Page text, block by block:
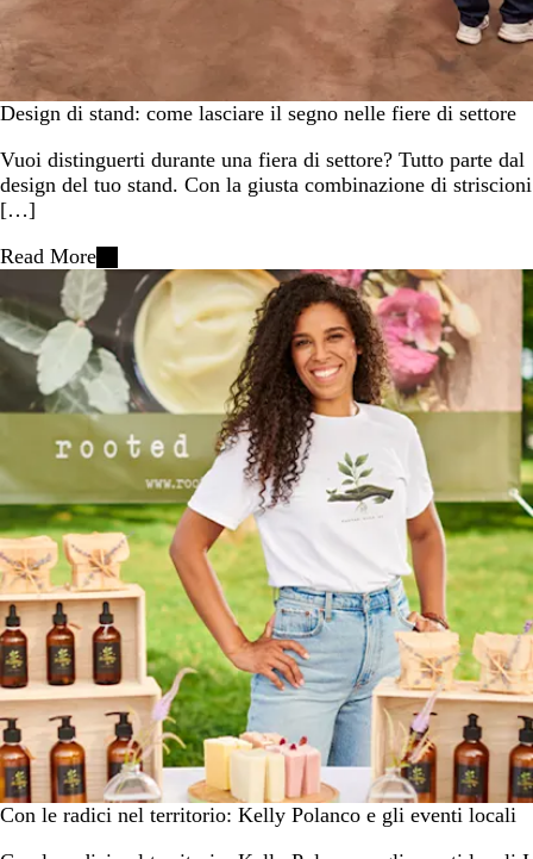
Design di stand: come lasciare il segno nelle fiere di settore
Vuoi distinguerti durante una fiera di settore? Tutto parte dal
design del tuo stand. Con la giusta combinazione di striscioni
[…]
Read More
Con le radici nel territorio: Kelly Polanco e gli eventi locali